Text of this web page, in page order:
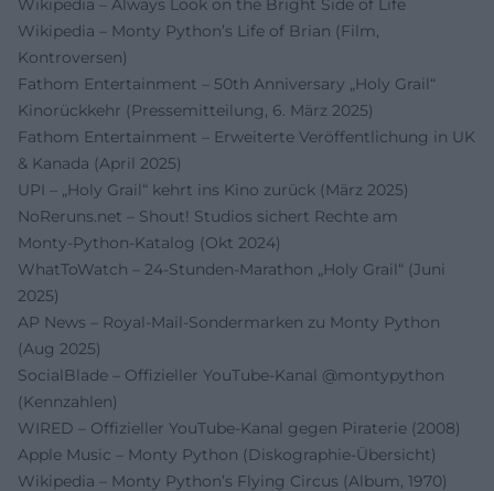
Wikipedia – Always Look on the Bright Side of Life
Wikipedia – Monty Python’s Life of Brian (Film,
Kontroversen)
Fathom Entertainment – 50th Anniversary „Holy Grail“
Kinorückkehr (Pressemitteilung, 6. März 2025)
Fathom Entertainment – Erweiterte Veröffentlichung in UK
& Kanada (April 2025)
UPI – „Holy Grail“ kehrt ins Kino zurück (März 2025)
NoReruns.net – Shout! Studios sichert Rechte am
Monty‑Python‑Katalog (Okt 2024)
WhatToWatch – 24‑Stunden‑Marathon „Holy Grail“ (Juni
2025)
AP News – Royal‑Mail‑Sondermarken zu Monty Python
(Aug 2025)
SocialBlade – Offizieller YouTube‑Kanal @montypython
(Kennzahlen)
WIRED – Offizieller YouTube‑Kanal gegen Piraterie (2008)
Apple Music – Monty Python (Diskographie‑Übersicht)
Wikipedia – Monty Python’s Flying Circus (Album, 1970)